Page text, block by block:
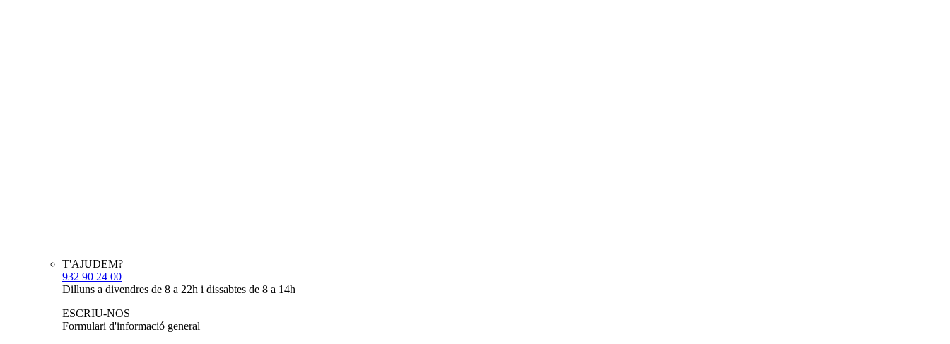
T'AJUDEM?
932 90 24 00
Dilluns a divendres de 8 a 22h i dissabtes de 8 a 14h
ESCRIU-NOS
Formulari d'informació general